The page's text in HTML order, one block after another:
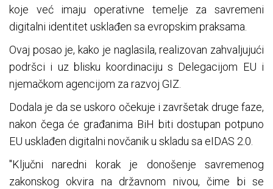
koje već imaju operativne temelje za savremeni
digitalni identitet usklađen sa evropskim praksama.
Ovaj posao je, kako je naglasila, realizovan zahvaljujući
podršci i uz blisku koordinaciju s Delegacijom EU i
njemačkom agencijom za razvoj GIZ.
Dodala je da se uskoro očekuje i završetak druge faze,
nakon čega će građanima BiH biti dostupan potpuno
EU usklađen digitalni novčanik u skladu sa eIDAS 2.0.
"Ključni naredni korak je donošenje savremenog
zakonskog okvira na državnom nivou, čime bi se